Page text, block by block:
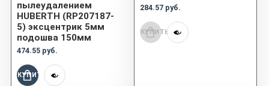
пылеудалением
HUBERTH (RP207187-
5) эксцентрик 5мм
подошва 150мм
474.55 руб.
КУПИТЬ
284.57 руб.
КУПИТЬ